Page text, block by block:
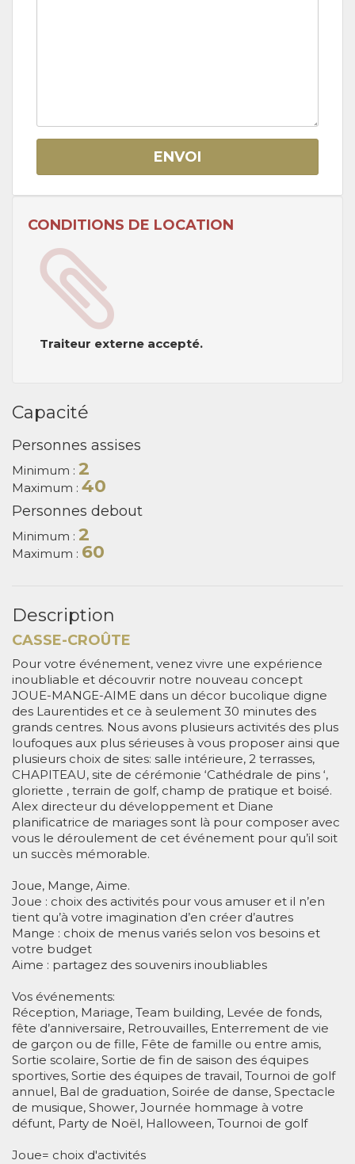
ENVOI
CONDITIONS DE LOCATION
Traiteur externe accepté.
Capacité
Personnes assises
Minimum : 2
Maximum : 40
Personnes debout
Minimum : 2
Maximum : 60
Description
CASSE-CROÛTE
Pour votre événement, venez vivre une expérience
inoubliable et découvrir notre nouveau concept
JOUE-MANGE-AIME dans un décor bucolique digne
des Laurentides et ce à seulement 30 minutes des
grands centres. Nous avons plusieurs activités des plus
loufoques aux plus sérieuses à vous proposer ainsi que
plusieurs choix de sites: salle intérieure, 2 terrasses,
CHAPITEAU, site de cérémonie ‘Cathédrale de pins ‘,
gloriette , terrain de golf, champ de pratique et boisé.
Alex directeur du développement et Diane
planificatrice de mariages sont là pour composer avec
vous le déroulement de cet événement pour qu’il soit
un succès mémorable.
Joue, Mange, Aime.
Joue : choix des activités pour vous amuser et il n’en
tient qu’à votre imagination d’en créer d’autres
Mange : choix de menus variés selon vos besoins et
votre budget
Aime : partagez des souvenirs inoubliables
Vos événements:
Réception, Mariage, Team building, Levée de fonds,
fête d’anniversaire, Retrouvailles, Enterrement de vie
de garçon ou de fille, Fête de famille ou entre amis,
Sortie scolaire, Sortie de fin de saison des équipes
sportives, Sortie des équipes de travail, Tournoi de golf
annuel, Bal de graduation, Soirée de danse, Spectacle
de musique, Shower, Journée hommage à votre
défunt, Party de Noël, Halloween, Tournoi de golf
Joue= choix d'activités